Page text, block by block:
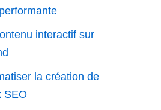
interactif sur
la création de
SEO